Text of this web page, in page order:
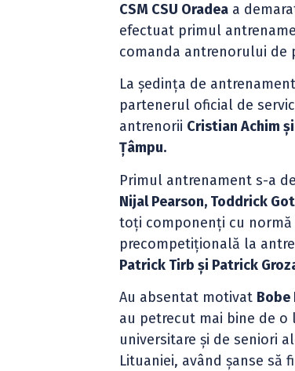
CSM CSU Oradea a
efectuat primul
comanda antrenorului de
La ședința de
partenerul oficial de
antrenorii Cristian Achim
Țâmpu.
Primul antrenament s-a
Nijal Pearson, Toddrick
toți componenți cu normă
precompetițională la
Patrick Tirb și Patrick
Au absentat motivat Bobe
au petrecut mai bine de
universitare și de seniori
Lituaniei, având șanse să